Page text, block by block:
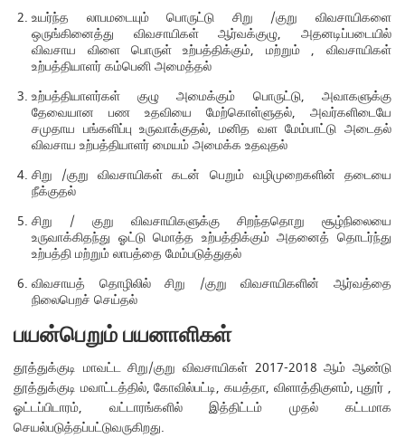
உயர்ந்த லாபமடையும் பொருட்டு சிறு /குறு விவசாயிகளை
ஒருங்கினைத்து விவசாயிகள் ஆர்வக்குழு, அதனடிப்படையில்
விவசாய விளை பொருள் உற்பத்திக்கும், மற்றும் , விவசாயிகள்
உற்பத்தியாளர் கம்பெனி அமைத்தல்
உற்பத்தியாளர்கள் குழு அமைக்கும் பொருட்டு, அவாகளுக்கு
தேவையான பண உதவியை மேற்கொள்ளுதல், அவர்களிடையே
சமுதாய பங்களிப்பு உருவாக்குதல், மனித வள மேம்பாட்டு அடைதல்
விவசாய உற்பத்தியாளர் மையம் அமைக்க உதவுதல்
சிறு /குறு விவசாயிகள் கடன் பெறும் வழிமுறைகளின் தடையை
நீக்குதல்
சிறு / குறு விவசாயிகளுக்கு சிறந்ததொறு சூழ்நிலையை
உருவாக்கிதந்து ஓட்டு மொத்த உற்பத்திக்கும் அதனைத் தொடர்ந்து
உற்பத்தி மற்றும் லாபத்தை மேம்படுத்துதல்
விவசாயத் தொழிலில் சிறு /குறு விவசாயிகளின் ஆர்வத்தை
நிலைபெறச் செய்தல்
பயன்பெறும் பயனாளிகள்
தூத்துக்குடி மாவட்ட சிறு/குறு விவசாயிகள் 2017-2018 ஆம் ஆண்டு
தூத்துக்குடி மவாட்டத்தில், கோவில்பட்டி, கயத்தா, விளாத்திகுளம், புதூர் ,
ஓட்டப்பிடாரம், வட்டாரங்களில் இத்திட்டம் முதல் கட்டமாக
செயல்படுத்தப்பட்டுவருகிறது.